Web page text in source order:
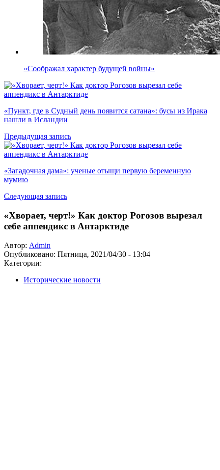
«Соображал характер будущей войны»
«Пункт, где в Судный день появится сатана»: бусы из Ирака
нашли в Исландии
Предыдущая запись
«Загадочная дама»: ученые отыщи первую беременную
мумию
Следующая запись
«Хворает, черт!» Как доктор Рогозов вырезал
себе аппендикс в Антарктиде
Автор: Admin
Опубликовано: Пятница, 2021/04/30 - 13:04
Категории:
Исторические новости